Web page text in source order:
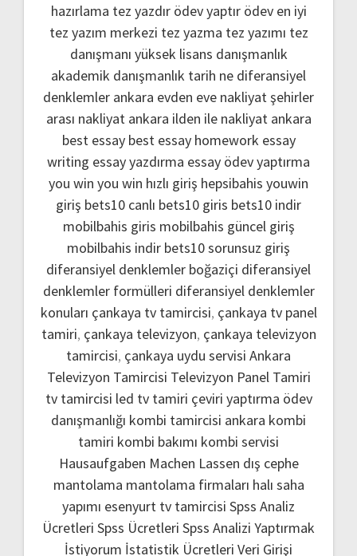
hazırlama tez yazdır ödev yaptır ödev en iyi
tez yazım merkezi tez yazma tez yazımı tez
danışmanı yüksek lisans danışmanlık
akademik danışmanlık tarih ne diferansiyel
denklemler ankara evden eve nakliyat şehirler
arası nakliyat ankara ilden ile nakliyat ankara
best essay best essay homework essay
writing essay yazdırma essay ödev yaptırma
you win you win hızlı giriş hepsibahis youwin
giriş bets10 canlı bets10 giris bets10 indir
mobilbahis giris mobilbahis güncel giriş
mobilbahis indir bets10 sorunsuz giriş
diferansiyel denklemler boğaziçi diferansiyel
denklemler formülleri diferansiyel denklemler
konuları çankaya tv tamircisi, çankaya tv panel
tamiri, çankaya televizyon, çankaya televizyon
tamircisi, çankaya uydu servisi Ankara
Televizyon Tamircisi Televizyon Panel Tamiri
tv tamircisi led tv tamiri çeviri yaptırma ödev
danışmanlığı kombi tamircisi ankara kombi
tamiri kombi bakımı kombi servisi
Hausaufgaben Machen Lassen dış cephe
mantolama mantolama firmaları halı saha
yapımı esenyurt tv tamircisi Spss Analiz
Ücretleri Spss Ücretleri Spss Analizi Yaptırmak
İstiyorum İstatistik Ücretleri Veri Girişi